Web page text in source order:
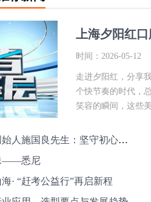
上海夕阳红
人“齿”间幸
时间：2026-05-12
走进夕阳红，分享
个快节奏的时代，
笑容的瞬间，这些
上海夕阳红口腔创始人施国良先生：坚守初心，守护老人“齿”间幸福！
——悉尼
· “赶考公益行”再启新程